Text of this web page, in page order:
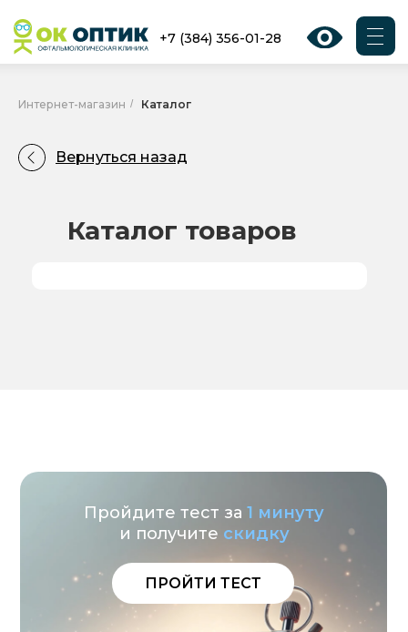
ДОКУМЕНТЫ
+7 (384) 356-01-28
Интернет-магазин / Каталог
Вернуться назад
Каталог товаров
Пройдите тест за 1 минуту
и получите скидку
ПРОЙТИ ТЕСТ